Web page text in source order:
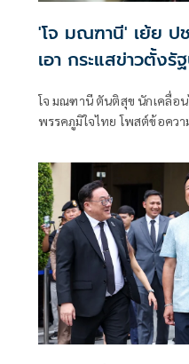
'โจ มณฑานี' เย้ย ป
เอา กระแสข่าวตั้ง
โจ มณฑานี ตันติสุข นักเคลื่อน
พรรคภูมิใจไทย โพสต์ข้อคว
ที่เป็นพรรคที่ทุกฝั่งลืมได้ไงเ